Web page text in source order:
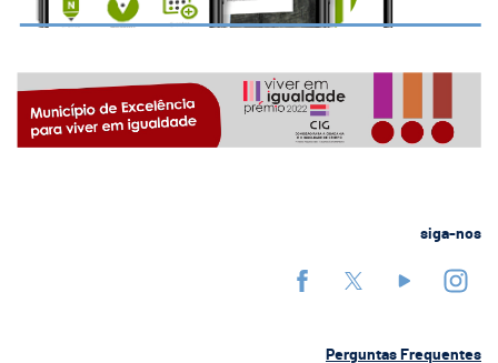
siga-nos
Perguntas Frequentes